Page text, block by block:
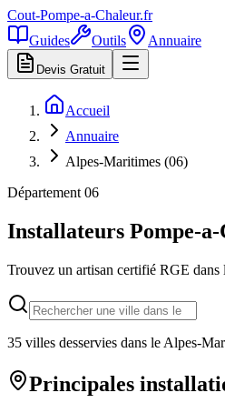
Cout-Pompe-a-Chaleur.fr
Guides
Outils Annuaire
Devis Gratuit
Accueil
Annuaire
Alpes-Maritimes (06)
Département 06
Installateurs Pompe-
Trouvez un artisan certifié RGE dans
35 villes desservies dans le Alpes-
Principales